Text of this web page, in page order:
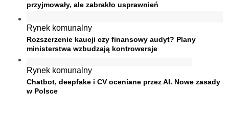
przyjmowały, ale zabrakło usprawnień
Rynek komunalny
Rozszerzenie kaucji czy finansowy audyt? Plany
ministerstwa wzbudzają kontrowersje
Rynek komunalny
Chatbot, deepfake i CV oceniane przez AI. Nowe zasady
w Polsce